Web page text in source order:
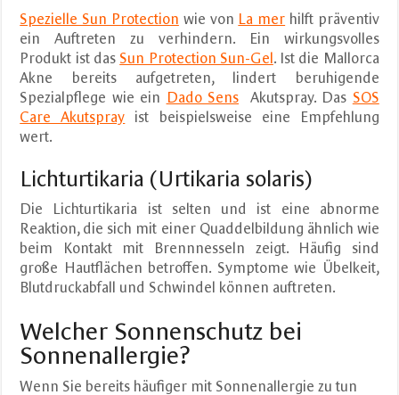
Spezielle Sun Protection wie von La mer hilft präventiv
ein Auftreten zu verhindern. Ein wirkungsvolles
Produkt ist das Sun Protection Sun-Gel. Ist die Mallorca
Akne bereits aufgetreten, lindert beruhigende
Spezialpflege wie ein Dado Sens Akutspray. Das SOS
Care Akutspray ist beispielsweise eine Empfehlung
wert.
Lichturtikaria (Urtikaria solaris)
Die Lichturtikaria ist selten und ist eine abnorme
Reaktion, die sich mit einer Quaddelbildung ähnlich wie
beim Kontakt mit Brennnesseln zeigt. Häufig sind
große Hautflächen betroffen. Symptome wie Übelkeit,
Blutdruckabfall und Schwindel können auftreten.
Welcher Sonnenschutz bei
Sonnenallergie?
Wenn Sie bereits häufiger mit Sonnenallergie zu tun